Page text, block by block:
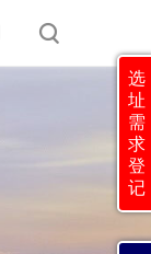
选
址
需
求
登
记